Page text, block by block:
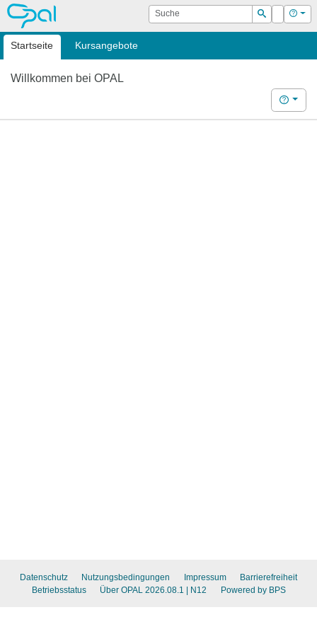
OPAL Suche
Suchen
Login Hilfe
Startseite Kursangebote
Willkommen bei OPAL
Hilfe
Datenschutz Nutzungsbedingungen Impressum
Barrierefreiheit
Betriebsstatus
Über OPAL 2026.08.1 | N12 Powered by BPS